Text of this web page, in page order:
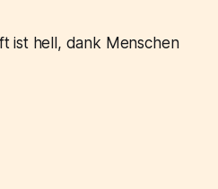
ist hell, dank Menschen